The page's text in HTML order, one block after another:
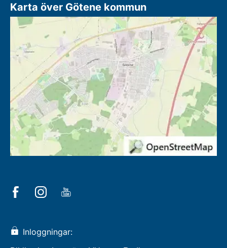
Karta över Götene kommun
Inloggningar: